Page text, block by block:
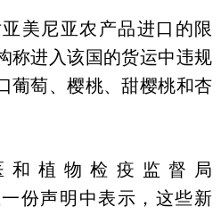
美尼亚农产品进口的限
称进入该国的货运中违规
葡萄、樱桃、甜樱桃和杏
和植物检疫监督局
一份声明中表示，这些新